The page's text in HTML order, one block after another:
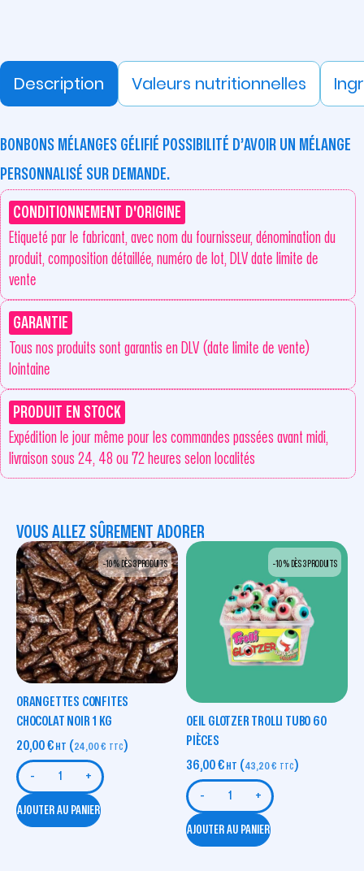
Description Valeurs nutritionnelles
BONBONS MÉLANGES GÉLIFIÉ POSSIBILITÉ D’AVOIR UN MÉLANGE
PERSONNALISÉ SUR DEMANDE.
CONDITIONNEMENT D'ORIGINE
Etiqueté par le fabricant, avec nom du fournisseur, dénomination du
produit, composition détaillée, numéro de lot, DLV date limite de
vente
GARANTIE
Tous nos produits sont garantis en DLV (date limite de vente)
lointaine
PRODUIT EN STOCK
Expédition le jour même pour les commandes passées avant midi,
livraison sous 24, 48 ou 72 heures selon localités
VOUS ALLEZ SÛREMENT ADORER
-10 % DÈS 3 PRODUITS
ORANGETTES CONFITES
CHOCOLAT NOIR 1 KG
20,00€ HT (24,00€ TTC)
- +
AJOUTER AU PANIER
-10 % DÈS 3 PRODUITS
OEIL GLOTZER TROLLI TUBO 60
PIÈCES
36,00€ HT (43,20€ TTC)
- +
AJOUTER AU PANIER